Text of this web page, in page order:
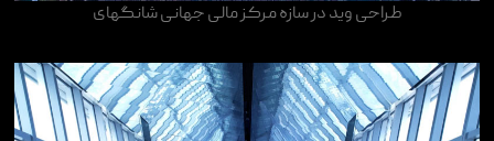
طراحی وید در سازه مرکز مالی جهانی شانگهای